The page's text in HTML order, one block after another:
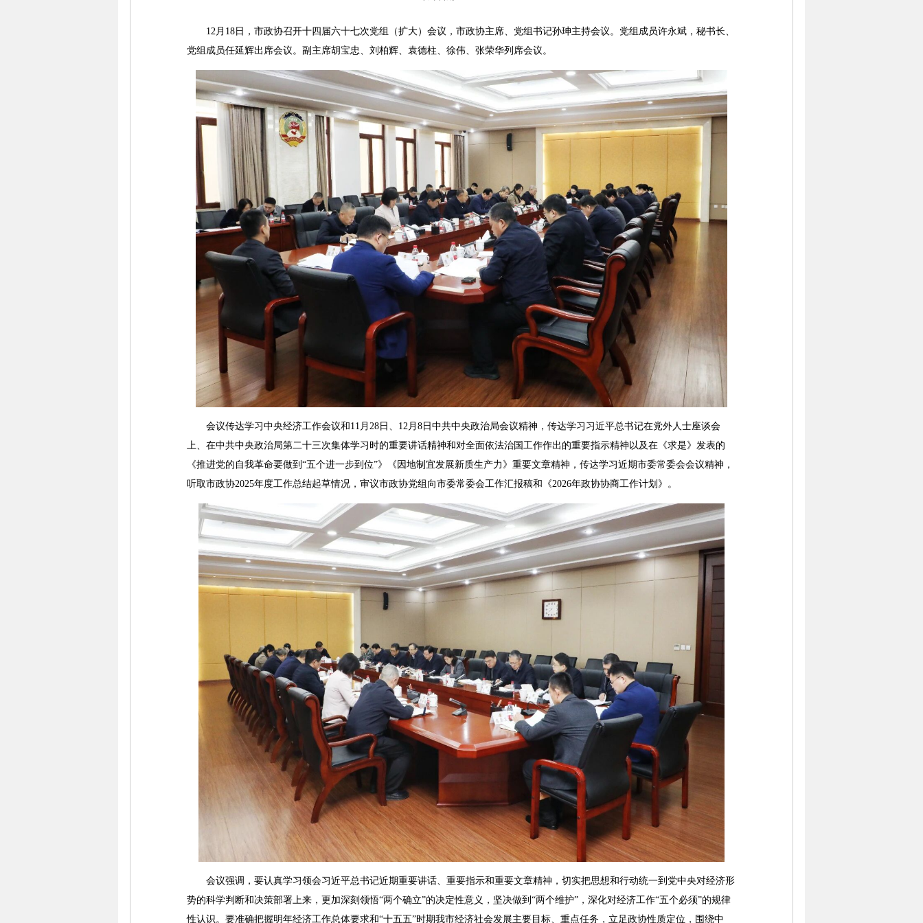
12月18日，市政协召开十四届六十七次党组（扩大）会议，市政协主席、党组书记孙珅主持会议。党组成员许永斌，秘书长、
党组成员任延辉出席会议。副主席胡宝忠、刘柏辉、袁德柱、徐伟、张荣华列席会议。
会议传达学习中央经济工作会议和11月28日、12月8日中共中央政治局会议精神，传达学习习近平总书记在党外人士座谈会
上、在中共中央政治局第二十三次集体学习时的重要讲话精神和对全面依法治国工作作出的重要指示精神以及在《求是》发表的
《推进党的自我革命要做到“五个进一步到位”》《因地制宜发展新质生产力》重要文章精神，传达学习近期市委常委会会议精神，
听取市政协2025年度工作总结起草情况，审议市政协党组向市委常委会工作汇报稿和《2026年政协协商工作计划》。
会议强调，要认真学习领会习近平总书记近期重要讲话、重要指示和重要文章精神，切实把思想和行动统一到党中央对经济形
势的科学判断和决策部署上来，更加深刻领悟“两个确立”的决定性意义，坚决做到“两个维护”，深化对经济工作“五个必须”的规律
性认识。要准确把握明年经济工作总体要求和“十五五”时期我市经济社会发展主要目标、重点任务，立足政协性质定位，围绕中